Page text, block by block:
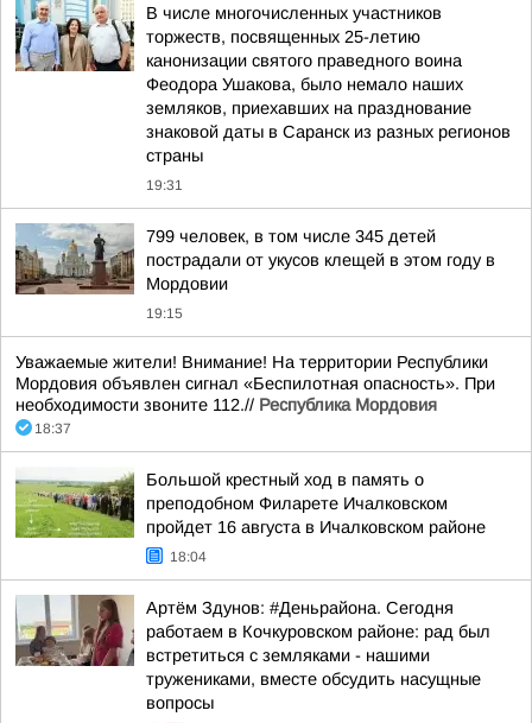
В числе многочисленных участников
торжеств, посвященных 25-летию
канонизации святого праведного воина
Феодора Ушакова, было немало наших
земляков, приехавших на празднование
знаковой даты в Саранск из разных регионов
страны
19:31
799 человек, в том числе 345 детей
пострадали от укусов клещей в этом году в
Мордовии
19:15
Уважаемые жители! Внимание! На территории Республики
Мордовия объявлен сигнал «Беспилотная опасность». При
необходимости звоните 112.// Республика Мордовия
18:37
Большой крестный ход в память о
преподобном Филарете Ичалковском
пройдет 16 августа в Ичалковском районе
18:04
Артём Здунов: #Деньрайона. Сегодня
работаем в Кочкуровском районе: рад был
встретиться с земляками - нашими
тружениками, вместе обсудить насущные
вопросы